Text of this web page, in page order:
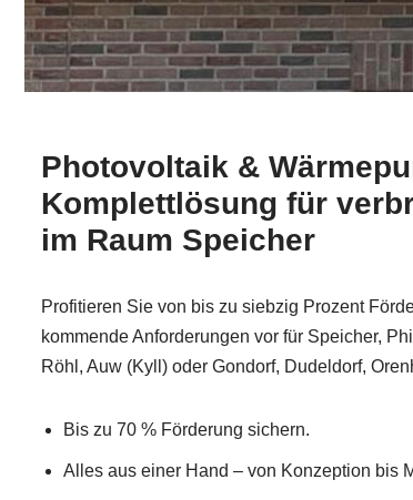
Photovoltaik &
Komplettlösung für
im Raum Speicher
Profitieren Sie von bis zu siebzig Prozent
kommende Anforderungen vor für Speicher,
Röhl, Auw (Kyll) oder Gondorf, Dudeldorf,
Bis zu 70 % Förderung sichern.
Alles aus einer Hand – von Konzeption bis